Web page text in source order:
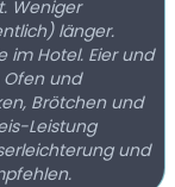
Weniger
länger.
im Hotel. Eier und
Ofen und
Brötchen und
Leistung
und